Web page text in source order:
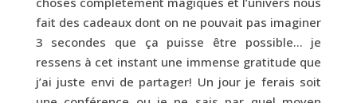
fait des cadeaux dont on ne pouvait pas imaginer
3 secondes que ça puisse être possible… je
ressens à cet instant une immense gratitude que
j’ai juste envi de partager! Un jour je ferais soit